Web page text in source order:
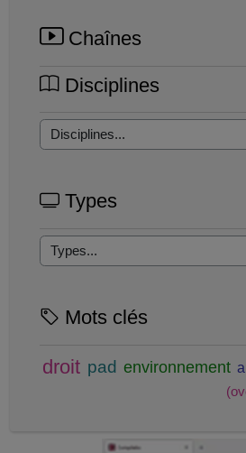
Chaînes
Disciplines
Types
Mots clés
droit pad environnement